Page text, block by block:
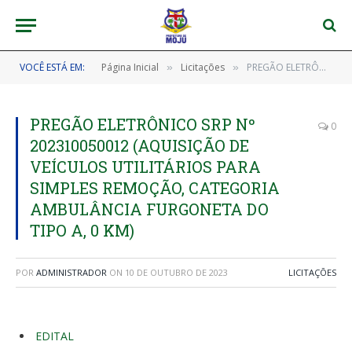
VOCÊ ESTÁ EM: Página Inicial » Licitações » PREGÃO ELETRÔNICO SRP Nº 202310050012 (AQUISIÇÃO DE VEÍCULOS UTILITÁRIOS PARA SIMPLES REMOÇÃO, CATEGORIA AMBULÂNCIA FURGONETA DO TIPO A, 0 KM)
PREGÃO ELETRÔNICO SRP Nº
202310050012 (AQUISIÇÃO DE
VEÍCULOS UTILITÁRIOS PARA
SIMPLES REMOÇÃO, CATEGORIA
AMBULÂNCIA FURGONETA DO
TIPO A, 0 KM)
0
POR ADMINISTRADOR ON 10 DE OUTUBRO DE 2023 LICITAÇÕES
EDITAL